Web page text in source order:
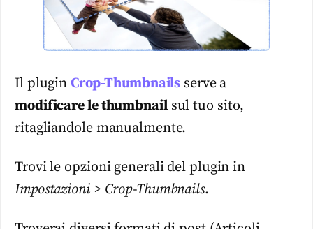
Il plugin Crop-Thumbnails serve a
modificare le thumbnailsul tuo sito,
ritagliandole manualmente.
Trovi le opzioni generali del plugin in
Impostazioni > Crop-Thumbnails.